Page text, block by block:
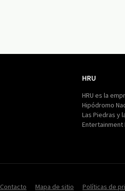
HRU
HRU es la
Hipódromo
Las Piedras y
Entertainment
Contacto Mapa de sitio Políticas de